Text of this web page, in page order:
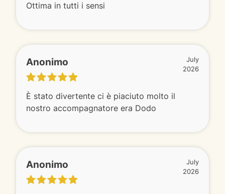
Ottima in tutti i sensi
Anonimo
July
2026
È stato divertente ci è piaciuto molto il
nostro accompagnatore era Dodo
Anonimo
July
2026